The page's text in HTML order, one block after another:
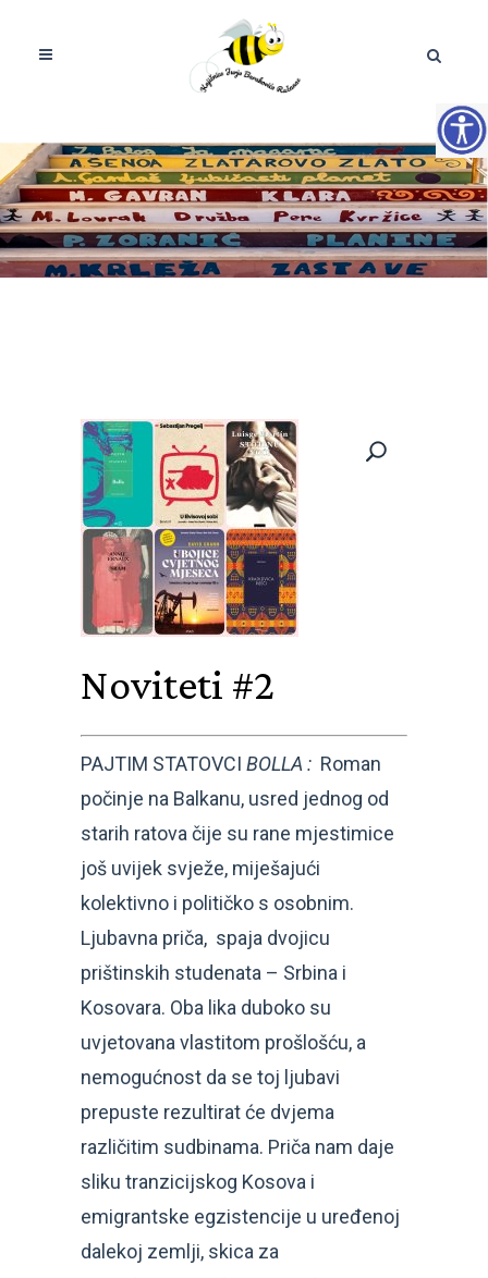
Noviteti #2
PAJTIM STATOVCI BOLLA : Roman
počinje na Balkanu, usred jednog od
starih ratova čije su rane mjestimice
još uvijek svježe, miješajući
kolektivno i političko s osobnim.
Ljubavna priča, spaja dvojicu
prištinskih studenata – Srbina i
Kosovara. Oba lika duboko su
uvjetovana vlastitom prošlošću, a
nemogućnost da se toj ljubavi
prepuste rezultirat će dvjema
različitim sudbinama. Priča nam daje
sliku tranzicijskog Kosova i
emigrantske egzistencije u uređenoj
dalekoj zemlji, skica za